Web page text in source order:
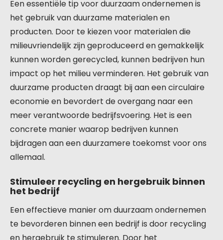
Een essentiële tip voor duurzaam ondernemen is
het gebruik van duurzame materialen en
producten. Door te kiezen voor materialen die
milieuvriendelijk zijn geproduceerd en gemakkelijk
kunnen worden gerecycled, kunnen bedrijven hun
impact op het milieu verminderen. Het gebruik van
duurzame producten draagt bij aan een circulaire
economie en bevordert de overgang naar een
meer verantwoorde bedrijfsvoering. Het is een
concrete manier waarop bedrijven kunnen
bijdragen aan een duurzamere toekomst voor ons
allemaal.
Stimuleer recycling en hergebruik binnen
het bedrijf
Een effectieve manier om duurzaam ondernemen
te bevorderen binnen een bedrijf is door recycling